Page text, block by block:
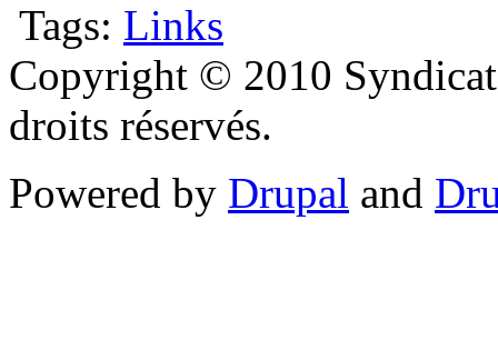
Tags: Links
Copyright © 2010
droits réservés.
Powered by Drupal and